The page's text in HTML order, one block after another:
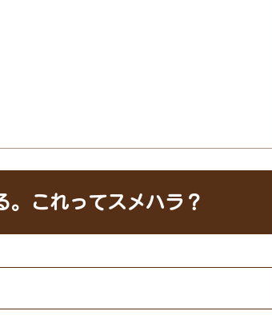
。これってスメハラ？